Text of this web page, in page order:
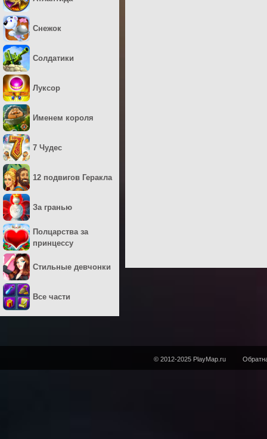
Снежок
Солдатики
Луксор
Именем короля
7 Чудес
12 подвигов Геракла
За гранью
Полцарства за
принцессу
Стильные девчонки
Все части
© 2012-2025 PlayMap.ru